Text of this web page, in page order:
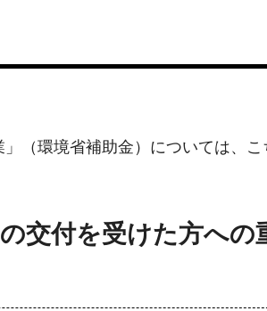
（環境省補助金）については、こ
交付を受けた方への